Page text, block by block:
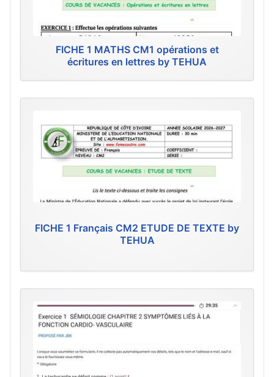
FICHE 1 MATHS CM1 opérations et
écritures en lettres by TEHUA
FICHE 1 Français CM2 ETUDE DE TEXTE by
TEHUA